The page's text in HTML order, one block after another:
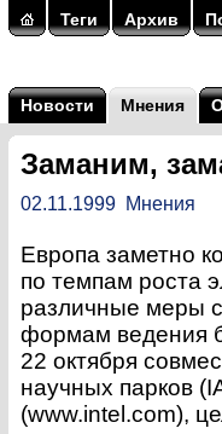
Теги Архив
Новости Мнения
Заманим,
02.11.1999 Мнения
Европа заметно
по темпам роста
различные меры
формам ведения
22 октября
научных парков
(www.intel.com),